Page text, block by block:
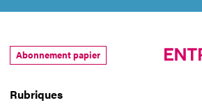
Rubriques
Abonnement papier